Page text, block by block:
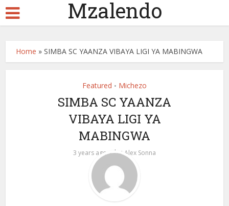
Mzalendo
Home »SIMBA SC YAANZA VIBAYA LIGI YA MABINGWA
Featured • Michezo
SIMBA SC YAANZA
VIBAYA LIGI YA
MABINGWA
3 years ago by Alex Sonna